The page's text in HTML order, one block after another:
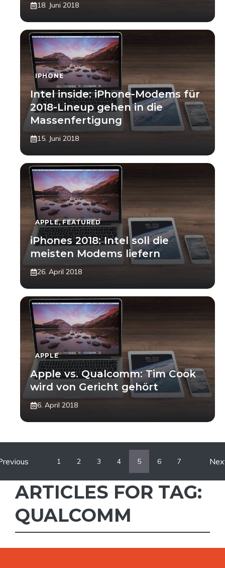
18. Juni 2018
IPHONE
Intel inside: iPhone-Modems für
2018-Lineup gehen in die
Massenfertigung
15. Juni 2018
APPLE,FEATURED
iPhones 2018: Intel soll die
meisten Modems liefern
26. April 2018
APPLE
Apple vs. Qualcomm: Tim Cook
wird von Gericht gehört
6. April 2018
1 2 3 4 5 6 7
ARTICLES FOR TAG:
QUALCOMM